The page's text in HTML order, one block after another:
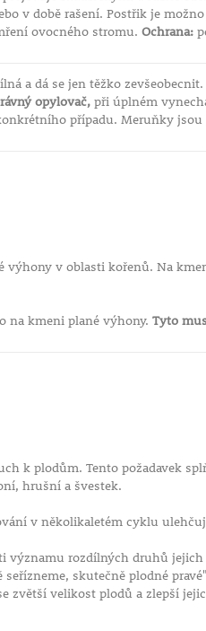
v době rašení. Postřik je
ovocného stromu. Ochrana:
a dá se jen těžko
opylovač,při úplném
případu. Meruňky jsou
v oblasti kořenů. Na
na kmeni plané výhony. Tyto
k plodům. Tento požadavek
hrušní a švestek.
v několikaletém cyklu
významu rozdílných druhů
skutečně plodné
zvětší velikost plodů a zlepší